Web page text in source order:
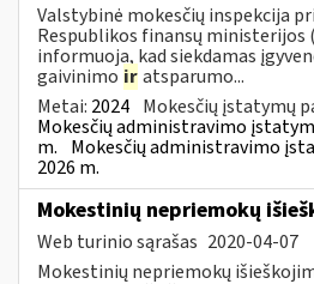
Valstybinė mokesčių inspekcija
Respublikos finansų ministerijos
informuoja, kad siekdamas
gaivinimo iratsparumo...
Metai: 2024 Mokesčių įstatymų
Mokesčių administravimo
m. Mokesčių administravimo
2026 m.
Mokestinių nepriemokų
Web turinio sąrašas 2020-04-07
Mokestinių nepriemokų